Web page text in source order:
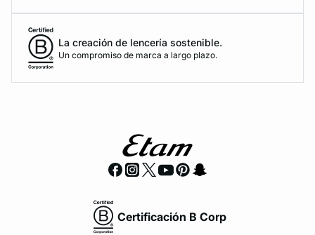
La creación de lencería sostenible.
Un compromiso de marca a largo plazo.
Certificación B Corp